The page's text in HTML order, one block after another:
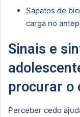
Sapatos de
carga no
Sinais e
procurar o
Perceber cedo